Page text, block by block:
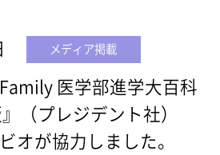
メディア掲載
医学部進学大百科
（プレジデント社）
オが協力しました。